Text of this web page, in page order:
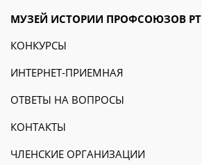
МУЗЕЙ ИСТОРИИ ПРОФСОЮЗОВ РТ
КОНКУРСЫ
ИНТЕРНЕТ-ПРИЕМНАЯ
ОТВЕТЫ НА ВОПРОСЫ
КОНТАКТЫ
ЧЛЕНСКИЕ ОРГАНИЗАЦИИ